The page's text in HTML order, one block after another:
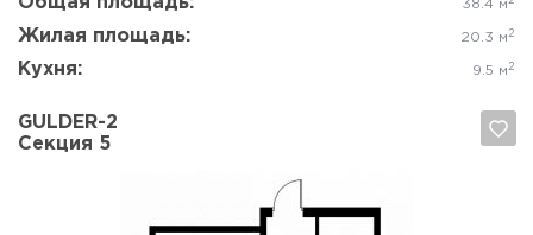
38.4 м
Жилая площадь: 20.3 м 2
Кухня: 9.5 м 2
GULDER-2
Секция 5